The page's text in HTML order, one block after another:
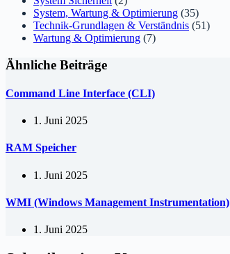
System, Wartung & Optimierung (35)
Technik-Grundlagen & Verständnis (51)
Wartung & Optimierung (7)
Ähnliche Beiträge
Command Line Interface (CLI)
1. Juni 2025
RAM Speicher
1. Juni 2025
WMI (Windows Management Instrumentation)
1. Juni 2025